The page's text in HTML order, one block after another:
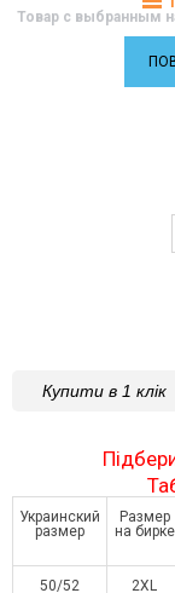
Товар с выбранным
Купити в 1 клік
Украинский
размер
Размер
на бирке
50/52 2XL